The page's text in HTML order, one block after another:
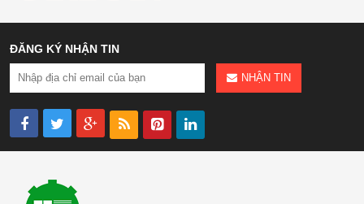
ĐĂNG KÝ NHẬN TIN
NHẬN TIN